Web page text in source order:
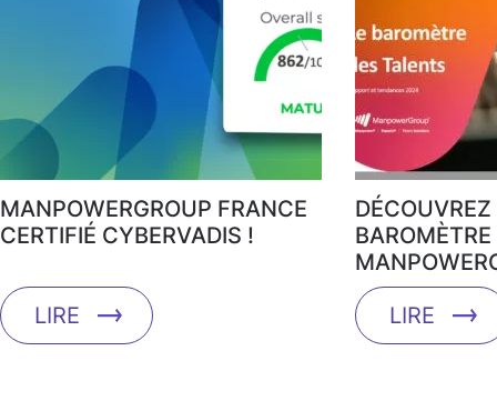
MANPOWERGROUP FRANCE
CERTIFIÉ CYBERVADIS !
LIRE
DÉCOUVREZ
LIRE